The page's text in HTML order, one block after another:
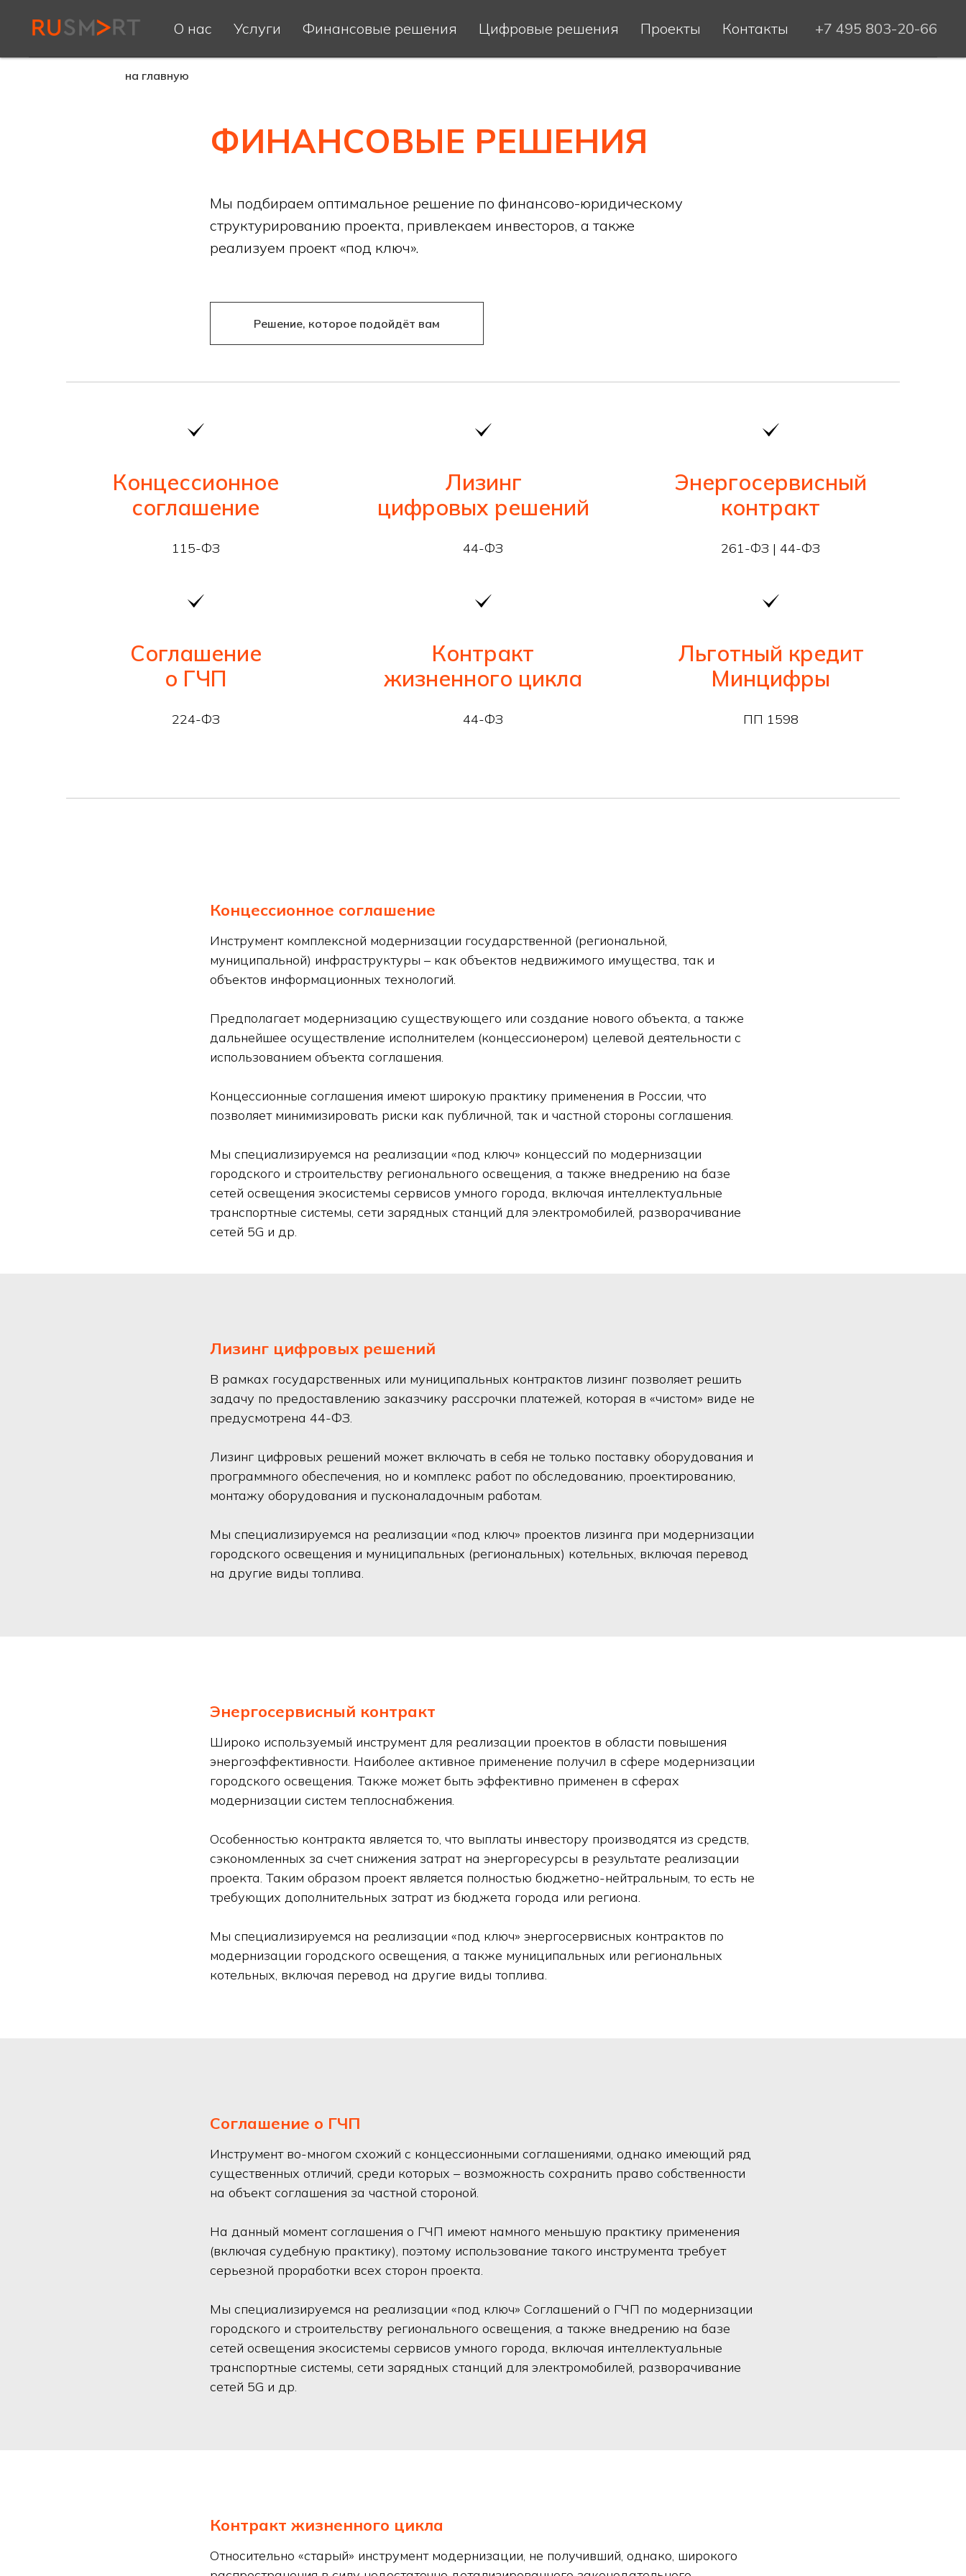
О нас Услуги Финансовые решения Цифровые решения Проекты Контакты +7 495 803-20-66
на главную
ФИНАНСОВЫЕ РЕШЕНИЯ
Мы подбираем оптимальное решение по финансово-юридическому
структурированию проекта, привлекаем инвесторов, а также
реализуем проект «под ключ».
Решение, которое подойдёт вам
Концессионное
соглашение
115-ФЗ
Лизинг
цифровых решений
44-ФЗ
Энергосервисный
контракт
261-ФЗ | 44-ФЗ
Соглашение
о ГЧП
224-ФЗ
Контракт
жизненного цикла
44-ФЗ
Льготный кредит
Минцифры
ПП 1598
Концессионное соглашение
Инструмент комплексной модернизации государственной (региональной,
муниципальной) инфраструктуры – как объектов недвижимого имущества, так и
объектов информационных технологий.
Предполагает модернизацию существующего или создание нового объекта, а также
дальнейшее осуществление исполнителем (концессионером) целевой деятельности с
использованием объекта соглашения.
Концессионные соглашения имеют широкую практику применения в России, что
позволяет минимизировать риски как публичной, так и частной стороны соглашения.
Мы специализируемся на реализации «под ключ» концессий по модернизации
городского и строительству регионального освещения, а также внедрению на базе
сетей освещения экосистемы сервисов умного города, включая интеллектуальные
транспортные системы, сети зарядных станций для электромобилей, разворачивание
сетей 5G и др.
Лизинг цифровых решений
В рамках государственных или муниципальных контрактов лизинг позволяет решить
задачу по предоставлению заказчику рассрочки платежей, которая в «чистом» виде не
предусмотрена 44-ФЗ.
Лизинг цифровых решений может включать в себя не только поставку оборудования и
программного обеспечения, но и комплекс работ по обследованию, проектированию,
монтажу оборудования и пусконаладочным работам.
Мы специализируемся на реализации «под ключ» проектов лизинга при модернизации
городского освещения и муниципальных (региональных) котельных, включая перевод
на другие виды топлива.
Энергосервисный контракт
Широко используемый инструмент для реализации проектов в области повышения
энергоэффективности. Наиболее активное применение получил в сфере модернизации
городского освещения. Также может быть эффективно применен в сферах
модернизации систем теплоснабжения.
Особенностью контракта является то, что выплаты инвестору производятся из средств,
сэкономленных за счет снижения затрат на энергоресурсы в результате реализации
проекта. Таким образом проект является полностью бюджетно-нейтральным, то есть не
требующих дополнительных затрат из бюджета города или региона.
Мы специализируемся на реализации «под ключ» энергосервисных контрактов по
модернизации городского освещения, а также муниципальных или региональных
котельных, включая перевод на другие виды топлива.
Соглашение о ГЧП
Инструмент во-многом схожий с концессионными соглашениями, однако имеющий ряд
существенных отличий, среди которых – возможность сохранить право собственности
на объект соглашения за частной стороной.
На данный момент соглашения о ГЧП имеют намного меньшую практику применения
(включая судебную практику), поэтому использование такого инструмента требует
серьезной проработки всех сторон проекта.
Мы специализируемся на реализации «под ключ» Соглашений о ГЧП по модернизации
городского и строительству регионального освещения, а также внедрению на базе
сетей освещения экосистемы сервисов умного города, включая интеллектуальные
транспортные системы, сети зарядных станций для электромобилей, разворачивание
сетей 5G и др.
Контракт жизненного цикла
Относительно «старый» инструмент модернизации, не получивший, однако, широкого